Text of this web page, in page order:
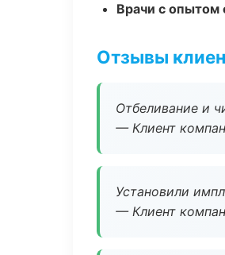
Врачи с опытом
Отзывы
Отбеливание и
— Клиент
Установили
— Клиент